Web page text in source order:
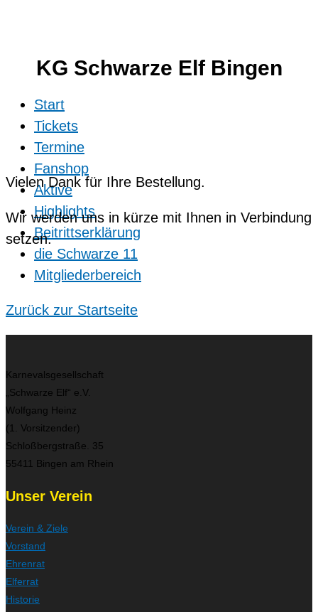
KG Schwarze Elf Bingen
Start
Tickets
Termine
Fanshop
Aktive
Highlights
Beitrittserklärung
die Schwarze 11
Mitgliederbereich
Vielen Dank für Ihre Bestellung.
Wir werden uns in kürze mit Ihnen in Verbindung
setzen.
Zurück zur Startseite
Karnevalsgesellschaft
„Schwarze Elf“ e.V.
Wolfgang Heinz
(1. Vorsitzender)
Schloßbergstraße. 35
55411 Bingen am Rhein
Unser Verein
Verein & Ziele
Vorstand
Ehrenrat
Elferrat
Historie